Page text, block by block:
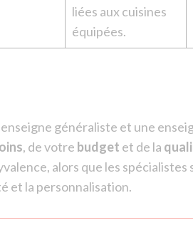
liées aux cuisines
équipées.
généraliste et une
, de votre budget et de la
alors que les
et la personnalisation.